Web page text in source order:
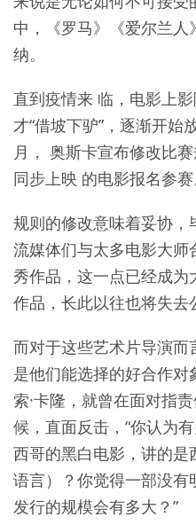
中，《罗马》《爱尔兰
纳。
直到疫情来 临，电影上
才“借坡下驴”，逐渐开始
月， 奥斯卡宣布修改比
同步上映 的电影报名参赛
规则的修改意味着妥协
流媒体们与太多电影大
秀作品，这一点已经成
作品，长此以往也将失去
而对于这些艺术片导演
是他们能选择的好合作
索·卡隆，就曾在面对指
候，直面反击，“你认为
西哥的黑白电影，讲的
语言）？你觉得一部没
发行的规模会有多大？”